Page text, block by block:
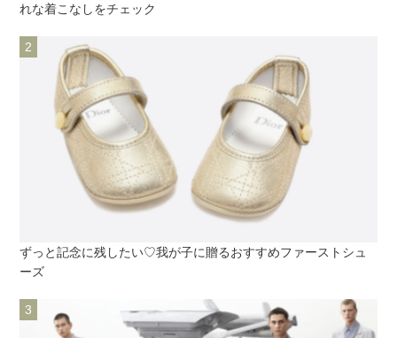
れな着こなしをチェック
ずっと記念に残したい♡我が子に贈るおすすめファーストシュ
ーズ